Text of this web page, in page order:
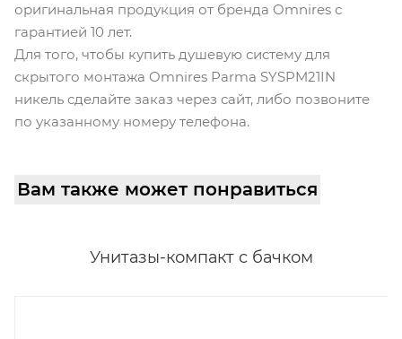
оригинальная продукция от бренда Omnires с
гарантией 10 лет.
Для того, чтобы купить душевую систему для
скрытого монтажа Omnires Parma SYSPM21IN
никель cделайте заказ через сайт, либо позвоните
по указанному номеру телефона.
Вам также может понравиться
Унитазы-компакт с бачком